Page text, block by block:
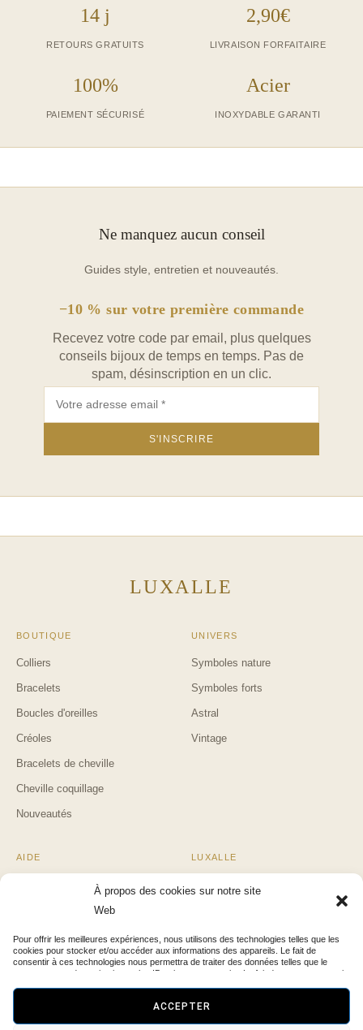
À propos des cookies sur notre site
Web
Pour offrir les meilleures expériences, nous utilisons des technologies telles que les
cookies pour stocker et/ou accéder aux informations des appareils. Le fait de
consentir à ces technologies nous permettra de traiter des données telles que le
comportement de navigation ou les ID uniques sur ce site. Le fait de ne pas consentir
ACCEPTER
14 j
RETOURS GRATUITS
2,90€
LIVRAISON FORFAITAIRE
100%
PAIEMENT SÉCURISÉ
Acier
INOXYDABLE GARANTI
Ne manquez aucun conseil
Guides style, entretien et nouveautés.
−10 % sur votre première commande
Recevez votre code par email, plus quelques
conseils bijoux de temps en temps. Pas de
spam, désinscription en un clic.
LUXALLE
BOUTIQUE
Colliers
Bracelets
Boucles d'oreilles
Créoles
Bracelets de cheville
Cheville coquillage
Nouveautés
UNIVERS
Symboles nature
Symboles forts
Astral
Vintage
AIDE
Suivi de commande
Retours & remboursements
Contact
FAQ
LUXALLE
Blog & Guides
Confidentialité
CGV